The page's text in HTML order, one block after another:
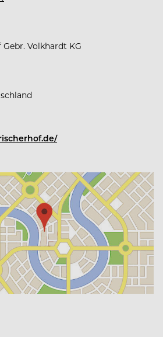
oder internationale
Sie, was das Herz begehrt.
Volkhardt KG